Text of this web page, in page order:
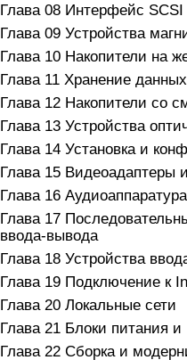
Глава 08 Интерфейс SCSI
Глава 09 Устройства
Глава 10 Накопители на
Глава 11 Хранение
Глава 12 Накопители со
Глава 13 Устройства
Глава 14 Установка и
Глава 15 Видеоадаптеры
Глава 16 Аудиоаппаратура
Глава 17
ввода-вывода
Глава 18 Устройства
Глава 19 Подключение к
Глава 20 Локальные сети
Глава 21 Блоки питания и
Глава 22 Сборка и